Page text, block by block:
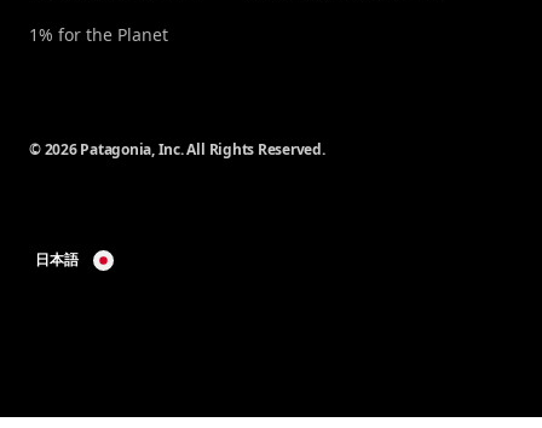
1% for the Planet
© 2026 Patagonia, Inc. All Rights Reserved.
日本語